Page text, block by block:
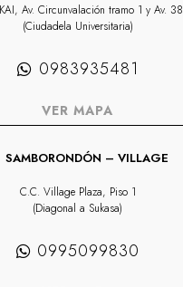
Av. Circunvalación tramo 1 y Av. 38
(Ciudadela Universitaria)
0983935481
VER MAPA
SAMBORONDÓN – VILLAGE
C.C. Village Plaza, Piso 1
(Diagonal a Sukasa)
0995099830